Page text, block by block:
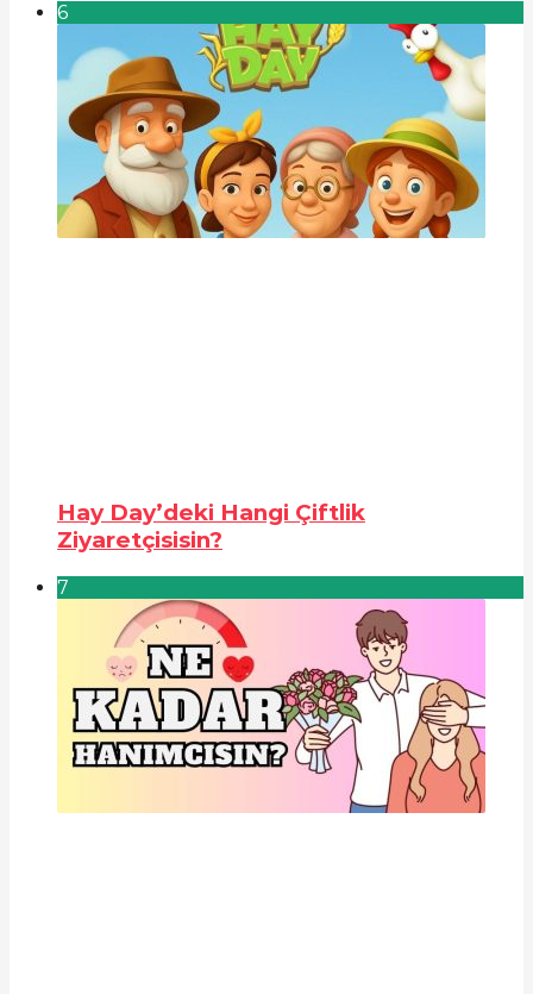
6
Hay Day’deki Hangi Çiftlik
Ziyaretçisisin?
7